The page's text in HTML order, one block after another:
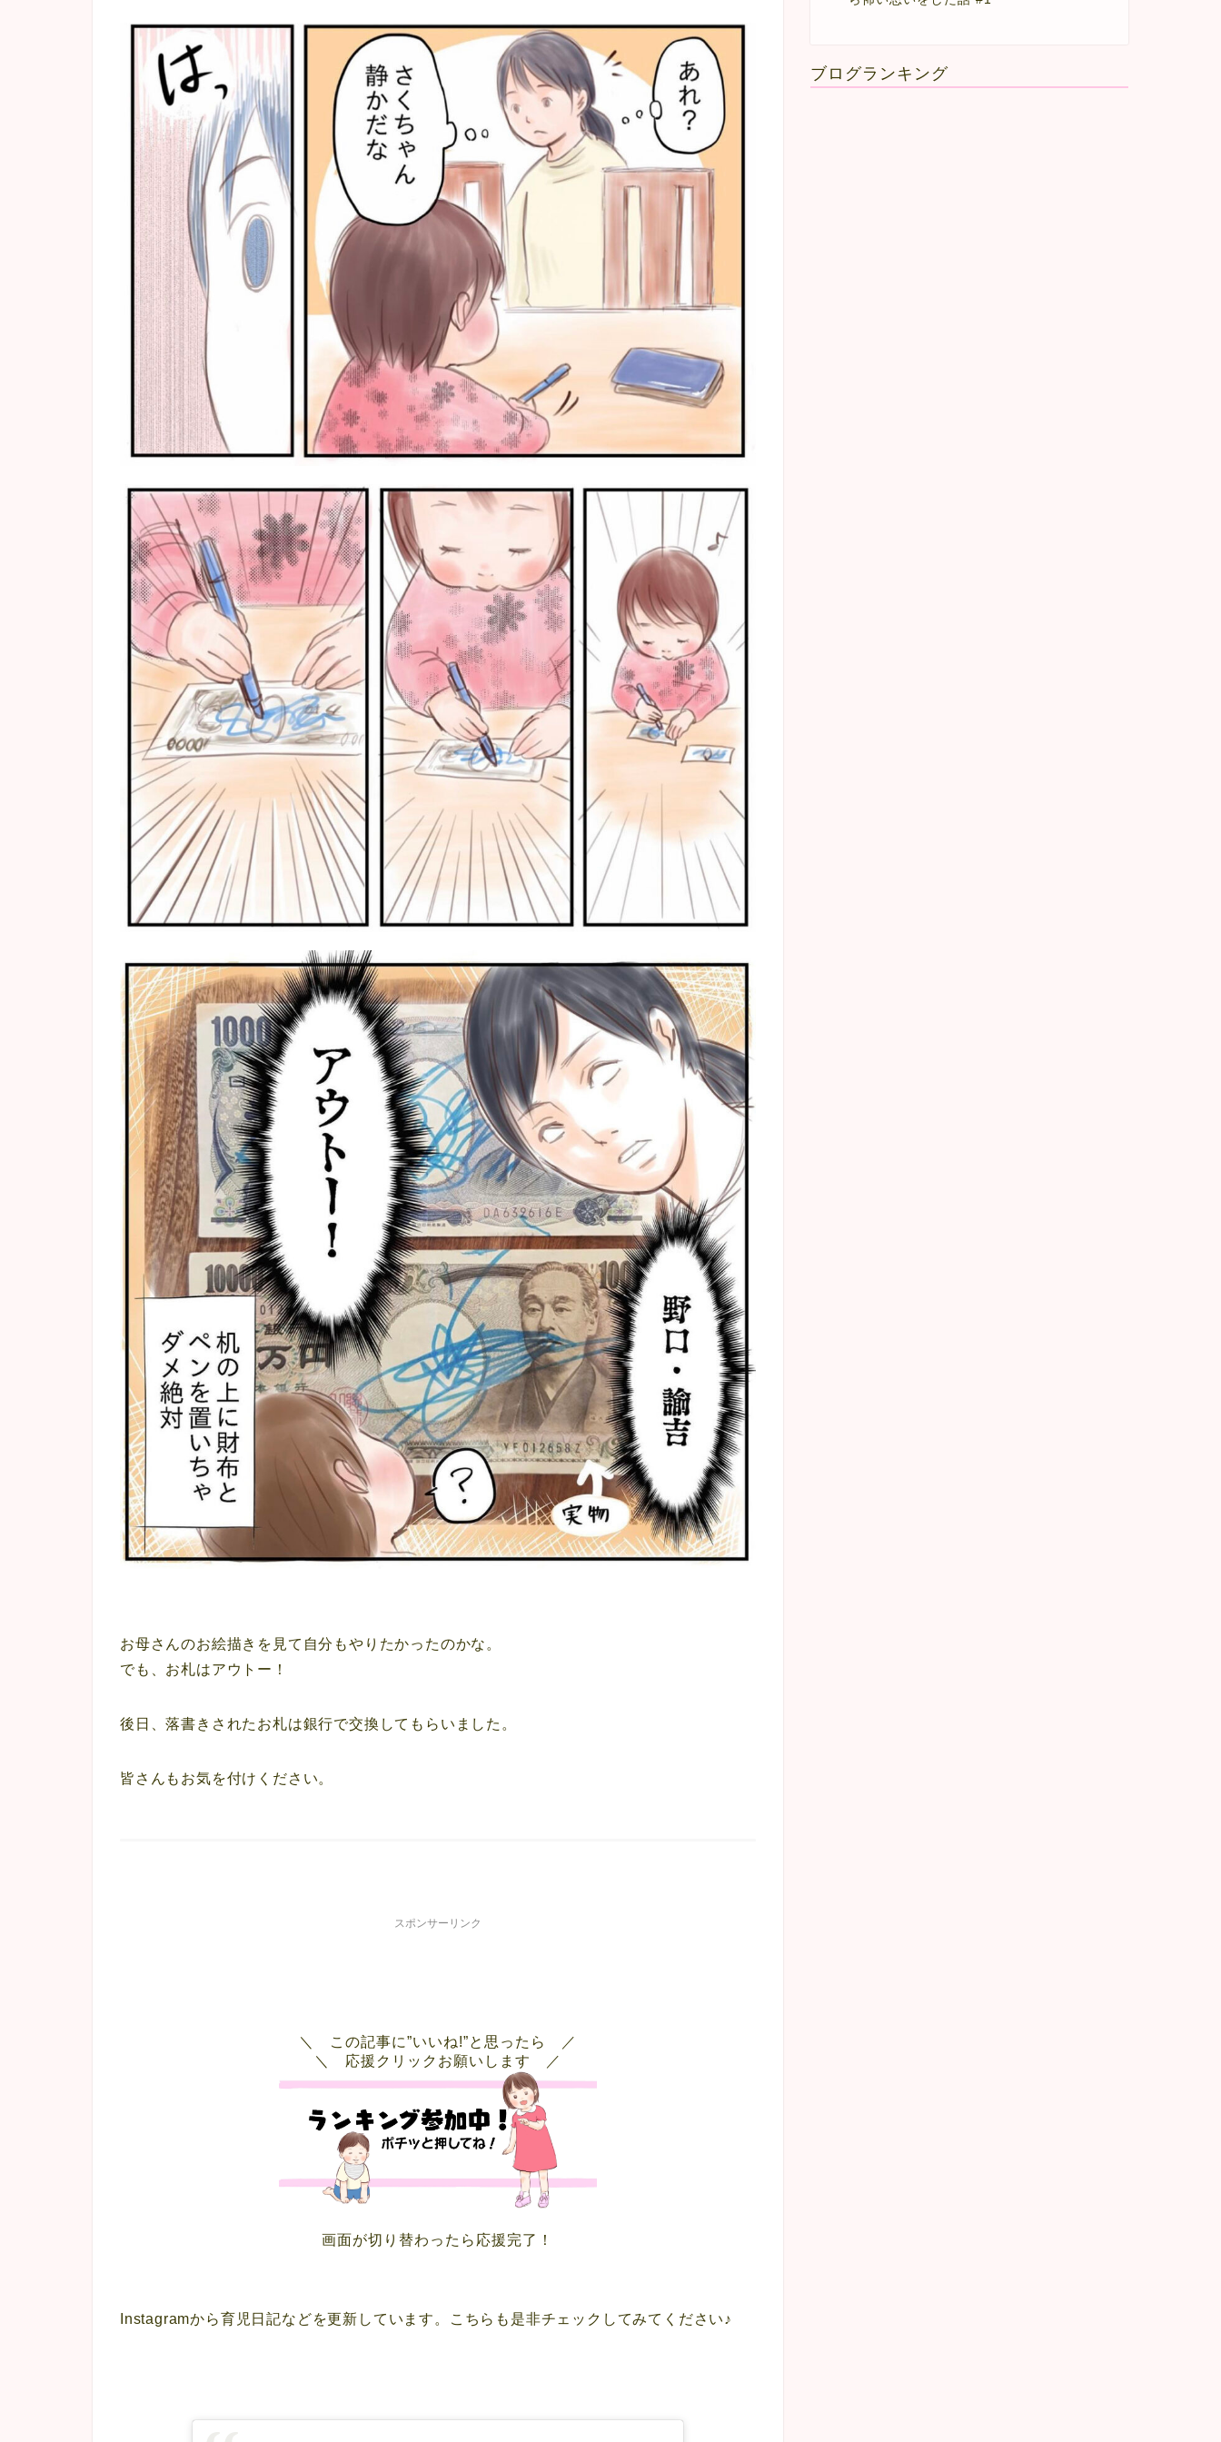
お母さんのお絵描きを見て自分もやりたかったのかな。
でも、お札はアウトー！
後日、落書きされたお札は銀行で交換してもらいました。
皆さんもお気を付けください。
スポンサーリンク
＼ この記事に”いいね!”と思ったら ／
＼ 応援クリックお願いします ／
画面が切り替わったら応援完了！
Instagramから育児日記などを更新しています。こちらも是非チェックしてみてください♪
ブログランキング